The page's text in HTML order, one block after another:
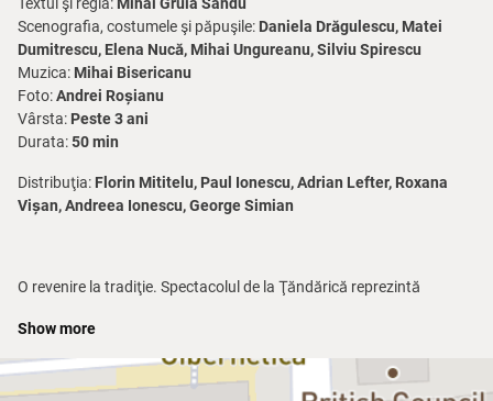
Textul şi regia: Mihai Gruia Sandu
Scenografia, costumele şi păpuşile: Daniela Drăgulescu, Matei
Dumitrescu, Elena Nucă, Mihai Ungureanu, Silviu Spirescu
Muzica: Mihai Bisericanu
Foto:Andrei Roșianu
Vârsta: Peste 3 ani
Durata:50 min
Distribuţia: Florin Mititelu, Paul Ionescu, Adrian Lefter, Roxana
Vișan, Andreea Ionescu, George Simian
O revenire la tradiţie. Spectacolul de la Ţăndărică reprezintă
lungi, cu pasarelă. Punerea în scenă se bazează pe povestea
clasică pe care o respectă, dar toate aventurile celor trei purceluşi
Show more